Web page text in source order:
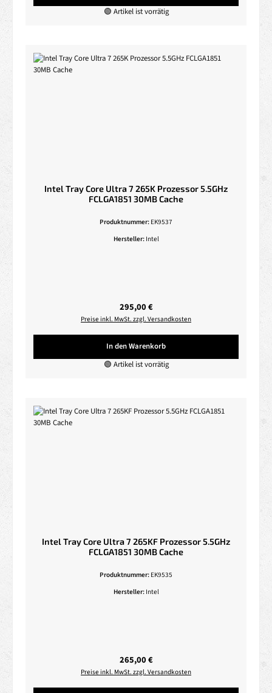
🟢 Artikel ist vorrätig
Intel Tray Core Ultra 7 265K Prozessor 5.5GHz
FCLGA1851 30MB Cache
Produktnummer: EK9537
Hersteller: Intel
Regulärer Preis:
295,00 €
Preise inkl. MwSt. zzgl. Versandkosten
In den Warenkorb
🟢 Artikel ist vorrätig
Intel Tray Core Ultra 7 265KF Prozessor 5.5GHz
FCLGA1851 30MB Cache
Produktnummer: EK9535
Hersteller: Intel
Regulärer Preis:
265,00 €
Preise inkl. MwSt. zzgl. Versandkosten